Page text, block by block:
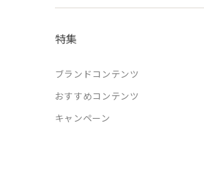
特集
ブランドコンテンツ
おすすめコンテンツ
キャンペーン